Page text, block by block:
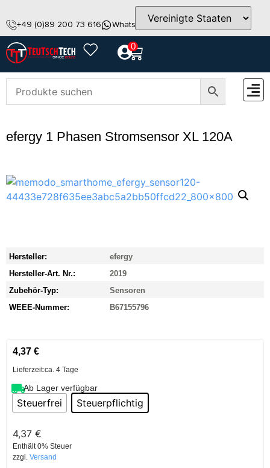
+49 (0)89 200 73 616 WhatsApp info@teutschtech.com
0
efergy 1 Phasen Stromsensor XL 120A
Hersteller:
efergy
Hersteller-Art. Nr.:
2019
Zubehör-Typ:
Sensoren
WEEE-Nummer:
B67155796
4,37 €
Lieferzeit:ca. 4 Tage
Ab Lager verfügbar
Steuerfrei Steuerpflichtig
4,37 €
Enthält 0% Steuer
zzgl. Versand